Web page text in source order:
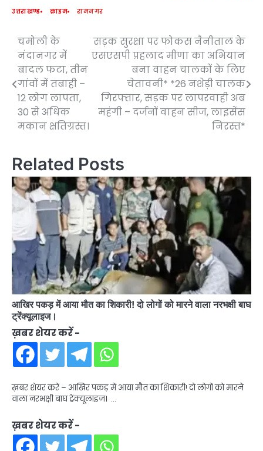
उत्तराखण्ड क्राइम रामनगर
Post
navigation
चमोली के
नंदानगर में
बादल फटा, तीन
गांवों में तबाही –
12 लोग लापता,
30 से अधिक
मकान क्षतिग्रस्त।
सड़क सुरक्षा पर फोकस नैनीताल के
एसएसपी प्रहलाद मीणा का अभियान
बना वाहन चालकों के लिए
चेतावनी* *26 नशेड़ी चालक
गिरफ्तार, सड़क पर लापरवाही अब
महंगी – दर्जनों वाहन सीज, लाइसेंस
निरस्त*
Related Posts
आखिर पकड़ में आया मौत का शिकारी! दो लोगों को मारने वाला नरभक्षी बाघ
ट्रेंक्यूलाइज।
ख़बर शेयर करें -
ख़बर शेयर करें – आखिर पकड़ में आया मौत का शिकारी! दो लोगों को मारने
वाला नरभक्षी बाघ ट्रेंक्यूलाइज। …
ख़बर शेयर करें -